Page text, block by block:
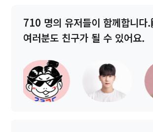
710 명의 유저들이 함께합니다
여러분도 친구가 될 수 있어요.